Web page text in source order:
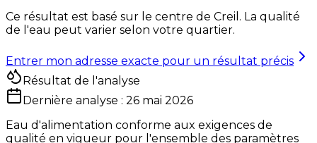
Ce résultat est basé sur le centre de Creil . La qualité
de l'eau peut varier selon votre quartier.
Entrer mon adresse exacte pour un résultat précis
Résultat de l'analyse
Dernière analyse : 26 mai 2026
Eau d'alimentation conforme aux exigences de
qualité en vigueur pour l'ensemble des paramètres